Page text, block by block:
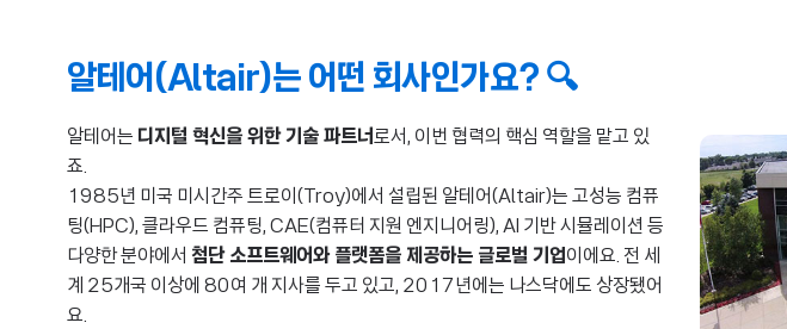
알테어(Altair)는 어떤 회사인가요? 🔍
알테어는 디지털 혁신을 위한 기술 파트너로서, 이번 협력의 핵심 역할을 맡고 있
죠.
1985년 미국 미시간주 트로이(Troy)에서 설립된 알테어(Altair)는 고성능 컴퓨
팅(HPC), 클라우드 컴퓨팅, CAE(컴퓨터 지원 엔지니어링), AI 기반 시뮬레이션 등
다양한 분야에서 첨단 소프트웨어와 플랫폼을 제공하는 글로벌 기업 이에요. 전 세
계 25개국 이상에 80여 개 지사를 두고 있고, 2017년에는 나스닥에도 상장됐어
요.